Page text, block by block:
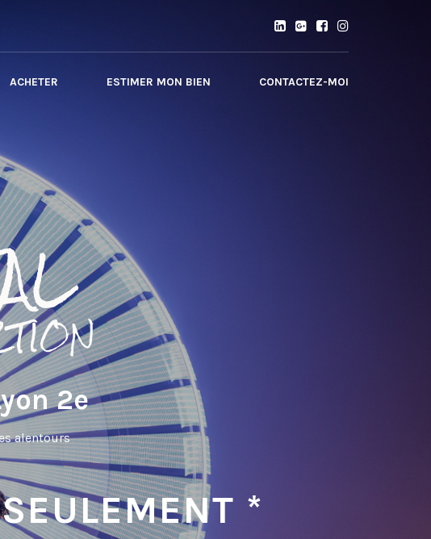
ACHETER ESTIMER MON BIEN CONTACTEZ-MOI
2e
alentours
*